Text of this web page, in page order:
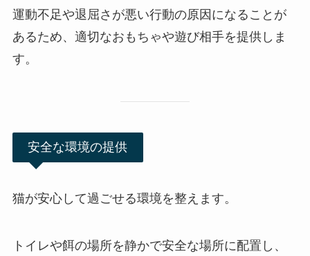
運動不足や退屈さが悪い行動の原因になることが
あるため、適切なおもちゃや遊び相手を提供しま
す。
安全な環境の提供
猫が安心して過ごせる環境を整えます。
トイレや餌の場所を静かで安全な場所に配置し、